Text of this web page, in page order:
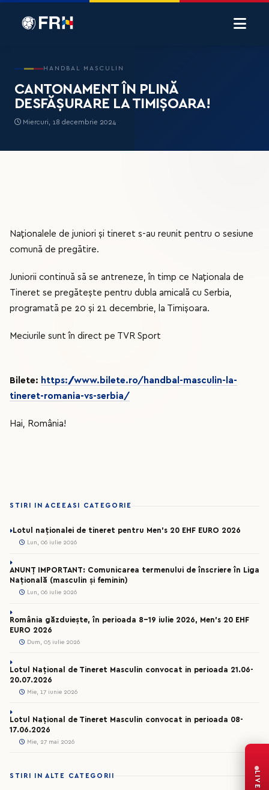
HANDBAL MASCULIN
CANTONAMENT ÎN PLINĂ
DESFĂȘURARE LA TIMIȘOARA!
Miercuri, 18 decembrie 2024
Naționalele de juniori și tineret s-au reunit pentru o sesiune
comună de pregătire.
Juniorii continuă să se antreneze, în timp ce Naționala de
Tineret se pregătește pentru dubla amicală cu Serbia,
programată pe 20 și 21 decembrie, la Timișoara.
Meciurile sunt în direct pe TVR Sport
Bilete: https://www.bilete.ro/handbal-masculin-la-
tineret-romania-vs-serbia/
Hai, România!
STIRI IN ACEEASI CATEGORIE
Lotul naționalei de tineret pentru Men’s 20 EHF EURO 2026
Lun, 06 iulie 2026
ANUNȚ IMPORTANT: Comunicarea termenului de înscriere în Liga
Națională (masculin și feminin)
Lun, 06 iulie 2026
România găzduiește, în perioada 8-19 iulie 2026, Men’s 20 EHF
EURO 2026
Dum, 05 iulie 2026
Lotul Național de Tineret Masculin convocat in perioada 21.06-
20.07.2026
Mie, 17 iunie 2026
Lotul Național de Tineret Masculin convocat in perioada 08-
17.06.2026
Mie, 27 mai 2026
STIRI IN ALTE CATEGORII LIVE